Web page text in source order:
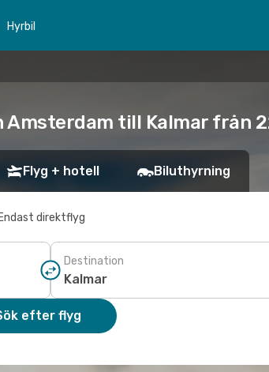
Hyrbil
till Kalmar från
Flyg + hotell Biluthyrning
Endast direktflyg
Destination
efter flyg